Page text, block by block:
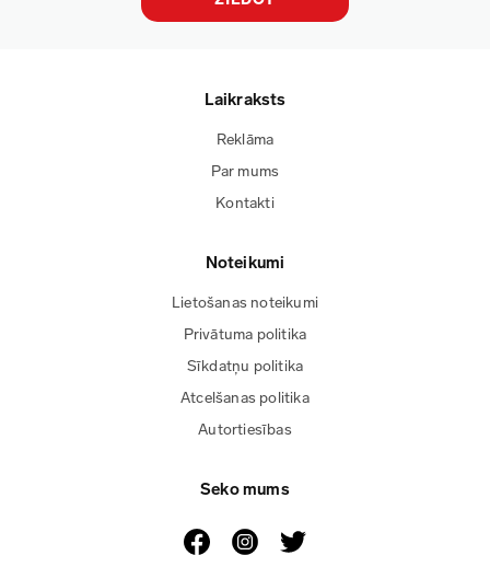
Laikraksts
Reklāma
Par mums
Kontakti
Noteikumi
Lietošanas noteikumi
Privātuma politika
Sīkdatņu politika
Atcelšanas politika
Autortiesības
Seko mums